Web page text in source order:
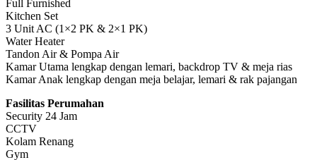
Full Furnished
Kitchen Set
3 Unit AC (1×2 PK & 2×1 PK)
Water Heater
Tandon Air & Pompa Air
Kamar Utama lengkap dengan lemari, backdrop TV & meja rias
Kamar Anak lengkap dengan meja belajar, lemari & rak pajangan
Fasilitas Perumahan
Security 24 Jam
CCTV
Kolam Renang
Gym